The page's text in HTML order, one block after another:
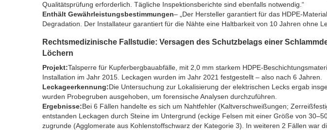
Qualitätsprüfung erforderlich. Tägliche Inspektionsberichte sind ebenfalls notwendig.“
Enthält Gewährleistungsbestimmungen– „Der Hersteller garantiert für das HDPE-
Degradation. Der Installateur garantiert für die Nähte eine Haltbarkeit von 10 Jahren ohne
Rechtsmedizinische Fallstudie: Versagen des Schutzbelags einer
Löchern
Projekt:Talsperre für Kupferbergbauabfälle, mit 2,0 mm starkem HDPE-
Installation im Jahr 2015. Leckagen wurden im Jahr 2021 festgestellt – also nach 6 Jahren.
Leckageerkennung:Die Untersuchung zur Lokalisierung der elektrischen Lecks ergab
wurden Probegruben ausgehoben, um forensische Analysen durchzuführen.
Ergebnisse:Bei 6 Fällen handelte es sich um Nahtfehler (Kaltverschweißungen;
entstanden Leckagen durch Steine im Untergrund (eckige Felsen mit einer Größe von
zugrunde (Agglomerate aus Kohlenstoffschwarz der Kategorie 3). In weiteren 2 Fällen war